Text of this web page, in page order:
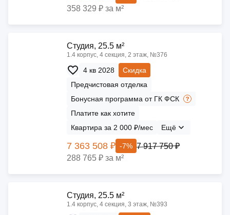
358 329 ₽ за м²
Cтудия, 25.5 м²
1.4 корпус, 4 секция, 2 этаж, №376
4 кв 2028
Скидка
Предчистовая отделка
Бонусная программа от ГК ФСК
Платите как хотите
Квартира за 2 000 ₽/мес
Ещё
7 363 508 ₽ -7% 7 917 750 ₽
288 765 ₽ за м²
Cтудия, 25.5 м²
1.4 корпус, 4 секция, 3 этаж, №393